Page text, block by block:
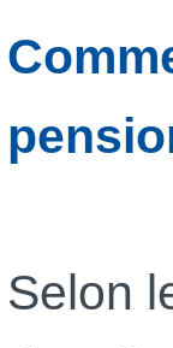
Selon